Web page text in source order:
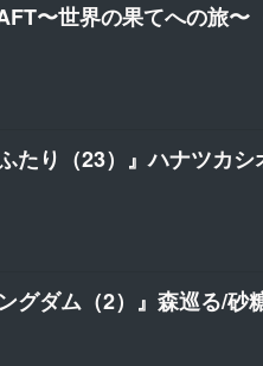
〜世界の果てへの旅〜
たり（23）』ハナツカシ
グダム（2）』森巡る/砂